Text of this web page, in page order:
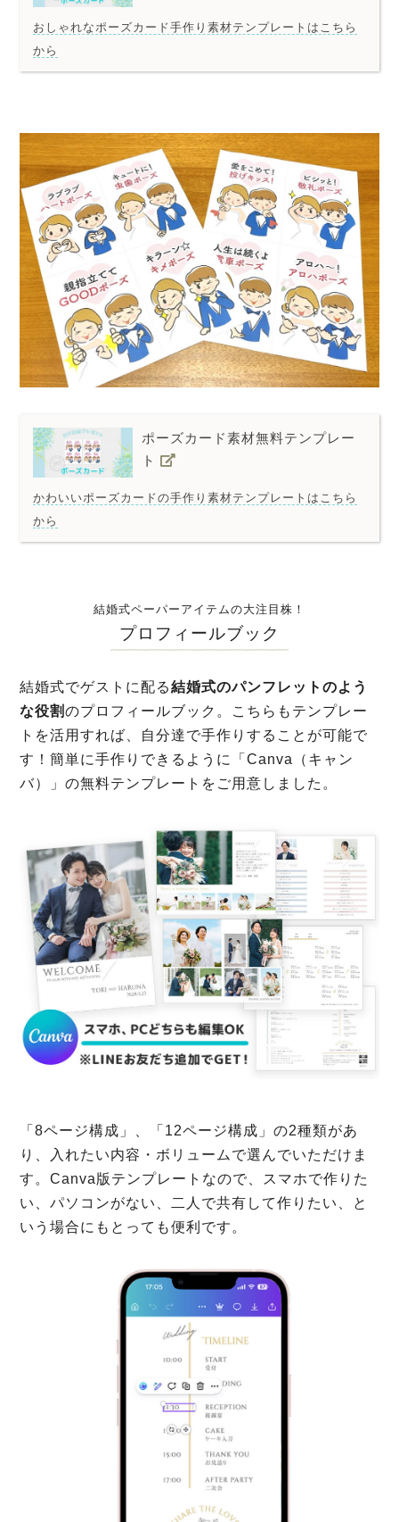
おしゃれなポーズカード手作り素材テンプレートはこちら
から
ポーズカード素材無料テンプレー
ト
かわいいポーズカードの手作り素材テンプレートはこちら
から
結婚式ペーパーアイテムの大注目株！
プロフィールブック
結婚式でゲストに配る結婚式のパンフレットのよう
な役割のプロフィールブック。こちらもテンプレー
トを活用すれば、自分達で手作りすることが可能で
す！簡単に手作りできるように「Canva（キャン
バ）」の無料テンプレートをご用意しました。
「8ページ構成」、「12ページ構成」の2種類があ
り、入れたい内容・ボリュームで選んでいただけま
す。Canva版テンプレートなので、スマホで作りた
い、パソコンがない、二人で共有して作りたい、と
いう場合にもとっても便利です。